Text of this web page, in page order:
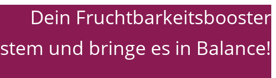
Dein Fruchtbarkeitsbooster
und bringe es in Balance!